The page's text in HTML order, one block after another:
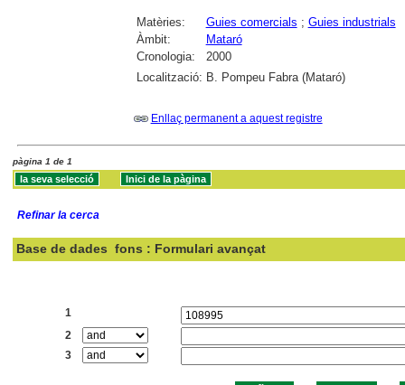
Matèries: Guies comercials ; Guies industrials
Àmbit:
Mataró
Cronologia:
2000
Localització: B. Pompeu Fabra (Mataró)
Enllaç permanent a aquest registre
pàgina 1 de 1
Refinar la cerca
Base de dades fons : Formulari avançat
1
2
3